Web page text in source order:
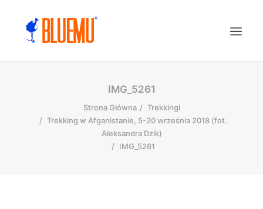
IMG_5261
Strona Główna
Trekkingi
Trekking w Afganistanie, 5-20 września 2018 (fot.
Aleksandra Dzik)
IMG_5261